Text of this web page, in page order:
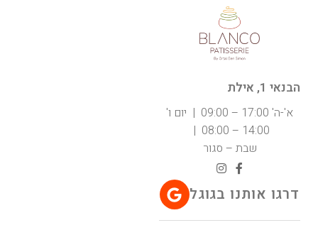
הבנאי 1, אילת
א'-ה' 17:00 – 09:00 | יום ו'
14:00 – 08:00 |
שבת – סגור
דרגו אותנו בגוגל